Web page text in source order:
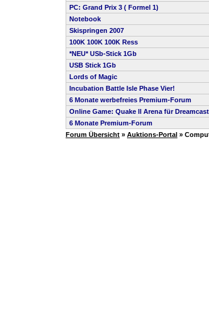
PC: Grand Prix 3 ( Formel 1)
Notebook
Skispringen 2007
100K 100K 100K Ress
*NEU* USb-Stick 1Gb
USB Stick 1Gb
Lords of Magic
Incubation Battle Isle Phase Vier!
6 Monate werbefreies Premium-Forum
Online Game: Quake ll Arena für Dreamcast
6 Monate Premium-Forum
Forum Übersicht » Auktions-Portal »